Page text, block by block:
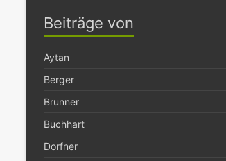
Beiträge von
Aytan
Berger
Brunner
Buchhart
Dorfner